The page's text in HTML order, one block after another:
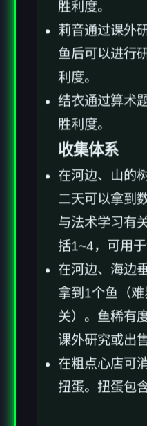
胜利度。
莉音通过课外
鱼后可以进行
利度。
结衣通过算术
胜利度。
收集体系
在河边、山的
二天可以拿到
与法术学习有
括1~4，可用
在河边、海边
拿到1个鱼（
关）。鱼稀有
课外研究或出售
在粗点心店可
扭蛋。扭蛋包